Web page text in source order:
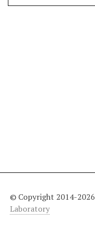
© Copyright 2014-2026
Laboratory